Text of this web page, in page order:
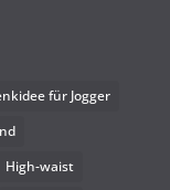
für Jogger
High-waist